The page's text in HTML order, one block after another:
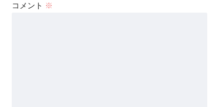
コメント ※